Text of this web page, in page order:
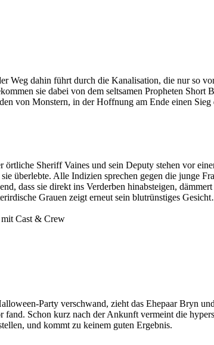
Weg dahin führt durch die Kanalisation, die nur so
sie dabei von dem seltsamen Propheten Short
von Monstern, in der Hoffnung am Ende einen Sieg
Sheriff Vaines und sein Deputy stehen vor
überlebte. Alle Indizien sprechen gegen die junge
dass sie direkt ins Verderben hinabsteigen,
Grauen zeigt erneut sein blutrünstiges
Cast & Crew
Party verschwand, zieht das Ehepaar Bryn
Schon kurz nach der Ankunft vermeint die
und kommt zu keinem guten Ergebnis.